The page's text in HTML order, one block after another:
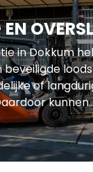
in Dokkum
of